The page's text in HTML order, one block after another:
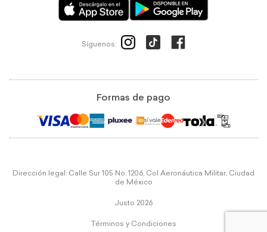
Síguenos:
Formas de pago
Dirección legal: Calle Sur 105 No. 1206, Col Aeronáutica Militar, Ciudad
de México
Justo 2026
Términos y Condiciones